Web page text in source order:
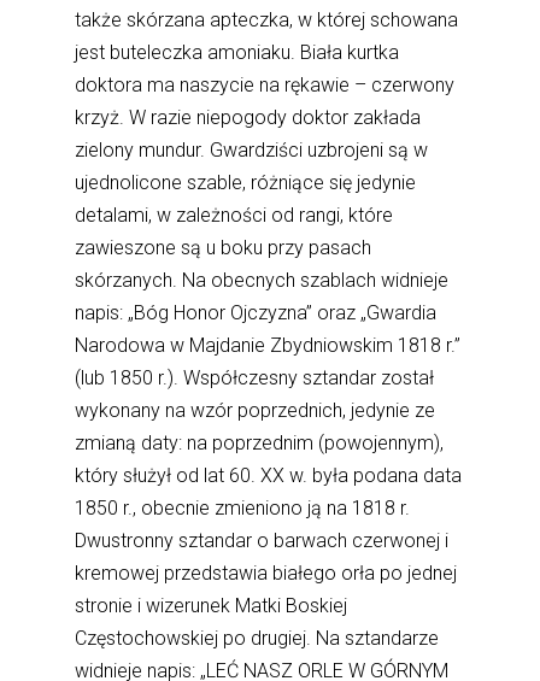
także skórzana apteczka, w której schowana
jest buteleczka amoniaku. Biała kurtka
doktora ma naszycie na rękawie – czerwony
krzyż. W razie niepogody doktor zakłada
zielony mundur. Gwardziści uzbrojeni są w
ujednolicone szable, różniące się jedynie
detalami, w zależności od rangi, które
zawieszone są u boku przy pasach
skórzanych. Na obecnych szablach widnieje
napis: „Bóg Honor Ojczyzna” oraz „Gwardia
Narodowa w Majdanie Zbydniowskim 1818 r.”
(lub 1850 r.). Współczesny sztandar został
wykonany na wzór poprzednich, jedynie ze
zmianą daty: na poprzednim (powojennym),
który służył od lat 60. XX w. była podana data
1850 r., obecnie zmieniono ją na 1818 r.
Dwustronny sztandar o barwach czerwonej i
kremowej przedstawia białego orła po jednej
stronie i wizerunek Matki Boskiej
Częstochowskiej po drugiej. Na sztandarze
widnieje napis: „LEĆ NASZ ORLE W GÓRNYM